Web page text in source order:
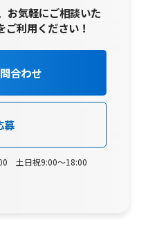
お気軽にご相談いた
利用ください！
合わせ
募
土日祝9:00～18:00